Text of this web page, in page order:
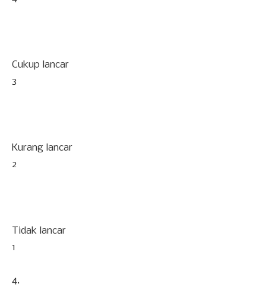
Cukup lancar
3
Kurang lancar
2
Tidak lancar
1
4.